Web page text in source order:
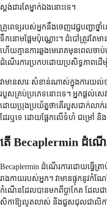
ស្តង់ដារតែម្នាក់ឯងនោះទេ។
គ្រូពេទ្យរបស់អ្នកនឹងចេញវេជ្ជបញ្ជាថ្
ទឹកនោមផ្អែមប៉ុណ្ណោះ។ ដំបៅត្រូវតែម
ហើយគ្មានការឆ្លងមេរោគមុនពេលចាប់ផ្
ដំណើរការប្រកបដោយប្រសិទ្ធភាពដើ
វាមានសារៈសំខាន់ណាស់ក្នុងការយល់ថ
របួសគ្រប់ប្រភេទនោះទេ។ អ្នកផ្តល់សេ
ដោយប្រុងប្រយ័ត្នថាតើរបួសជាក់លាក់រ
ដែរឬទេ ដោយផ្អែកលើទំហំ ជម្រៅ និង
តើ Becaplermin ដំណើ
Becaplermin ដំណើរការដោយធ្វើត្
រាងកាយរបស់អ្នក។ វាមានផ្ទុកនូវកំ
កំណើនដែលបានមកពីប្លាកែត ដែលជា
សិកាឱ្យលូតលាស់ និងជួសជុលជាលិក